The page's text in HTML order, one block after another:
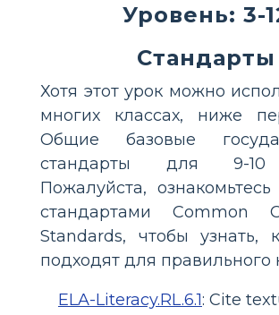
Уровень: 3-
Стандарты
Хотя этот урок можно
многих классах, ниже
Общие базовые
стандарты для 9-10
Пожалуйста,
стандартами Common
Standards, чтобы узнать,
подходят для правильного
ELA-Literacy.RL.6.1: Cite